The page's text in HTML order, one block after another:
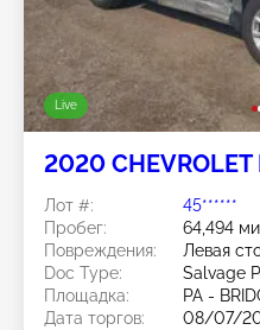
Live
2020
Лот #:
45******
Пробег:
64,494
Повреждения:
Левая
Doc Type:
Salvage
Площадка:
PA -
Дата торгов:
08/07/